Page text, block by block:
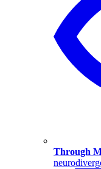
Through